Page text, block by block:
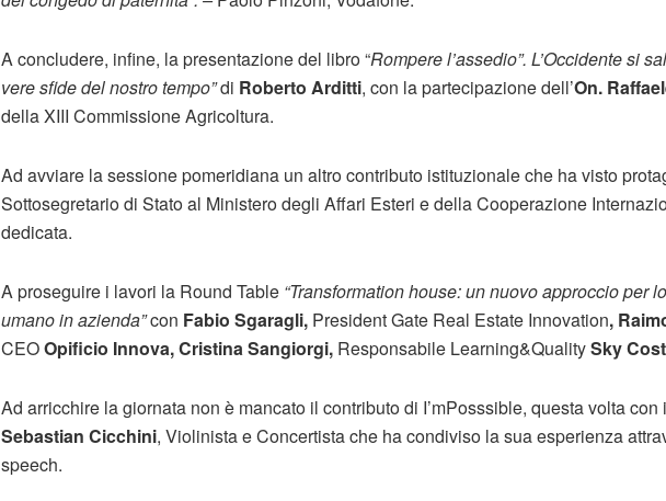
A concludere, infine, la presentazione del libro “Rompere l’assedio”. L’Occidente si
vere sfide del nostro tempo”di Roberto Arditti, con la partecipazione dell’On.
della XIII Commissione Agricoltura.
Ad avviare la sessione pomeridiana un altro contributo istituzionale che ha visto
Sottosegretario di Stato al Ministero degli Affari Esteri e della Cooperazione
dedicata.
A proseguire i lavori la Round Table “Transformation house: un nuovo approccio per
umano in azienda”con Fabio Sgaragli, President Gate Real Estate Innovation,
CEOOpificio Innova, Cristina Sangiorgi, Responsabile Learning&QualitySky
Ad arricchire la giornata non è mancato il contributo di I’mPosssible, questa volta
Sebastian Cicchini, Violinista e Concertista che ha condiviso la sua esperienza
speech.